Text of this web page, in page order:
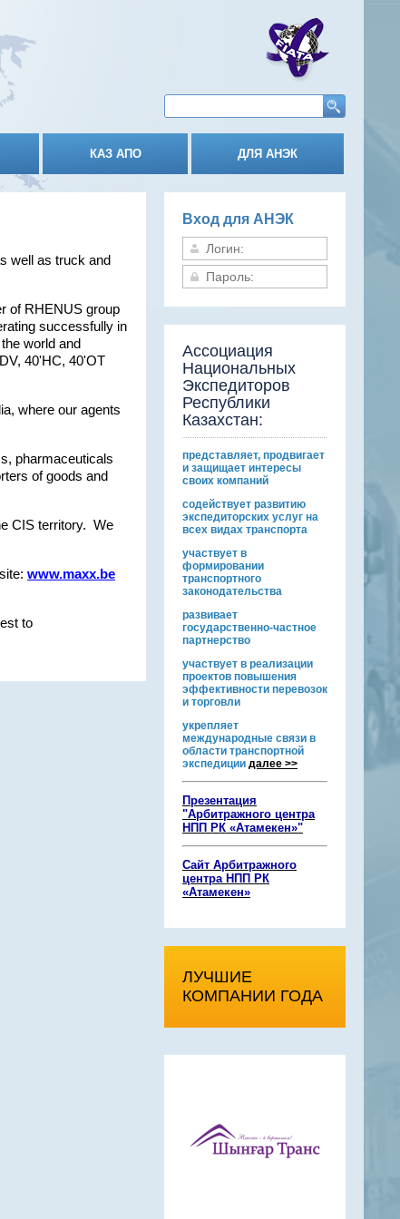
КАЗ АПО ДЛЯ АНЭК
well as truck and
of RHENUS group
successfully in
world and
40'HC, 40'OT
where our agents
pharmaceuticals
of goods and
CIS territory. We
www.maxx.be
to
Вход для АНЭК
Ассоциация
Национальных
Экспедиторов
Республики
Казахстан:
представляет, продвигает
и защищает интересы
своих компаний
содействует развитию
экспедиторских услуг на
всех видах транспорта
участвует в
формировании
транспортного
законодательства
развивает
государственно-частное
партнерство
участвует в реализации
проектов повышения
эффективности перевозок
и торговли
укрепляет
международные связи в
области транспортной
экспедиции далее >>
Презентация
"Арбитражного центра
НПП РК «Атамекен»"
Сайт Арбитражного
центра НПП РК
«Атамекен»
ЛУЧШИЕ
КОМПАНИИ ГОДА